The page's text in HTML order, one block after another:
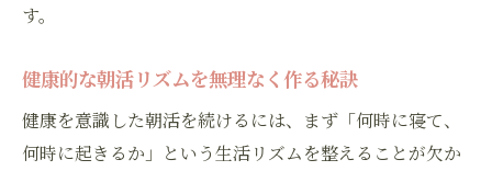
由
朝活の効果を最大化する睡眠の質向上法
健康的な朝活には寝る時間と起きる時間が
す。
健康的な朝活リズムを無理なく作る秘訣
健康を意識した朝活を続けるには、まず「何時に寝て、
何時に起きるか」という生活リズムを整えることが欠か